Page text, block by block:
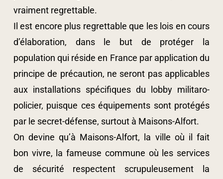
vraiment regrettable.
Il est encore plus regrettable que les lois en cours
d’élaboration, dans le but de protéger la
population qui réside en France par application du
principe de précaution, ne seront pas applicables
aux installations spécifiques du lobby militaro-
policier, puisque ces équipements sont protégés
par le secret-défense, surtout à Maisons-Alfort.
On devine qu’à Maisons-Alfort, la ville où il fait
bon vivre, la fameuse commune où les services
de sécurité respectent scrupuleusement la